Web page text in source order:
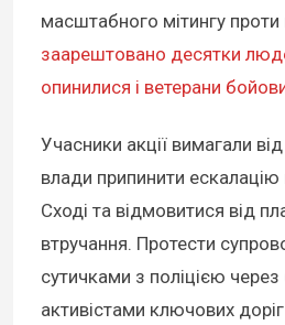
масштабного мітингу проти
заарештовано десятки
опинилися і ветерани
Учасники акції вимагали
влади припинити
Сході та відмовитися від
втручання. Протести
сутичками з поліцією
активістами ключових